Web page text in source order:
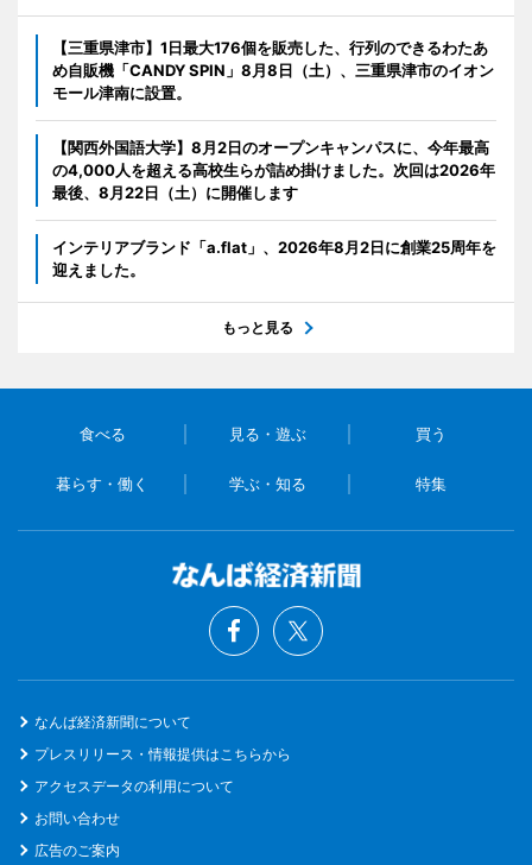
【三重県津市】1日最大176個を販売した、行列のできるわたあ
め自販機「CANDY SPIN」8月8日（土）、三重県津市のイオン
モール津南に設置。
【関西外国語大学】8月2日のオープンキャンパスに、今年最高
の4,000人を超える高校生らが詰め掛けました。次回は2026年
最後、8月22日（土）に開催します
インテリアブランド「a.flat」、2026年8月2日に創業25周年を
迎えました。
もっと見る
食べる 見る・遊ぶ 買う
暮らす・働く 学ぶ・知る 特集
なんば経済新聞について
プレスリリース・情報提供はこちらから
アクセスデータの利用について
お問い合わせ
広告のご案内